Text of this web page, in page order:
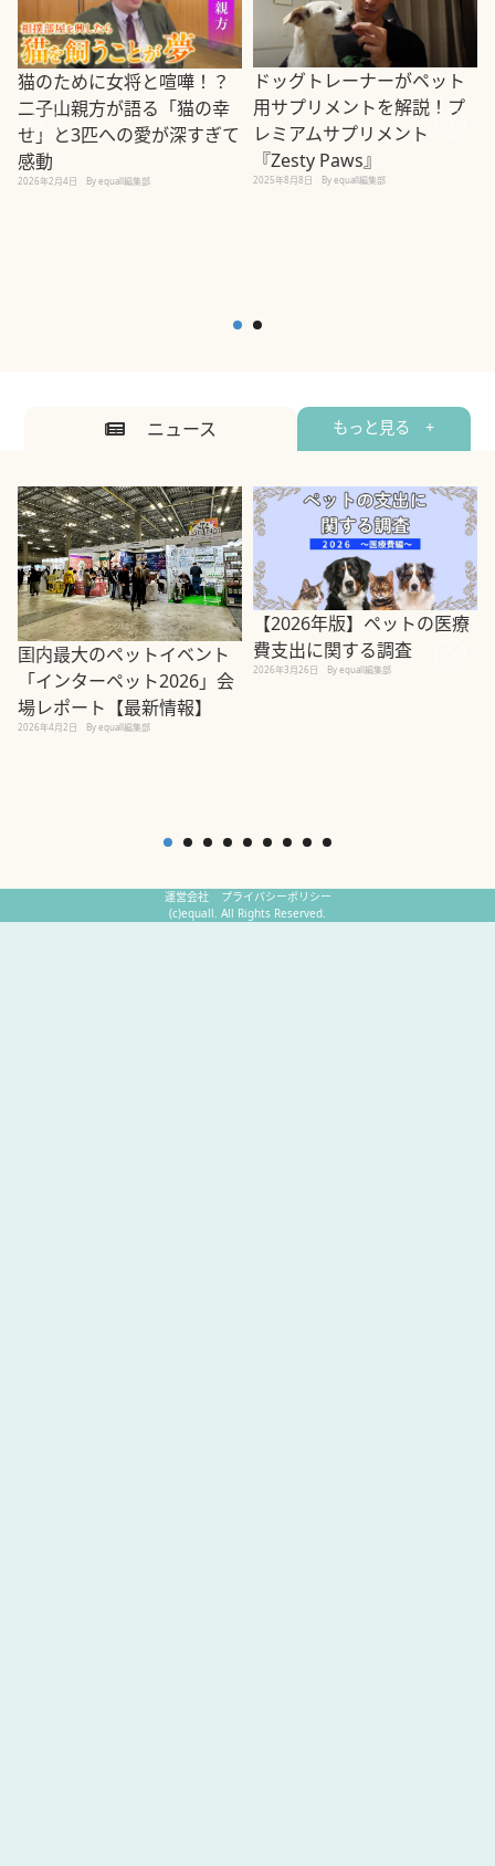
猫のために女将と喧嘩！？
二子山親方が語る「猫の幸
せ」と3匹への愛が深すぎて
感動
2026年2月4日 By equall編集部
ドッグトレーナーがペット
用サプリメントを解説！プ
レミアムサプリメント
『Zesty Paws』
2025年8月8日 By equall編集部
ニュース もっと見る +
国内最大のペットイベント
「インターペット2026」会
場レポート【最新情報】
2026年4月2日 By equall編集部
【2026年版】ペットの医療
費支出に関する調査
2026年3月26日 By equall編集部
運営会社
プライバシーポリシー
(c)equall. All Rights Reserved.